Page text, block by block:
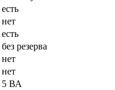
есть
нет
есть
без резерва
нет
нет
5 ВА